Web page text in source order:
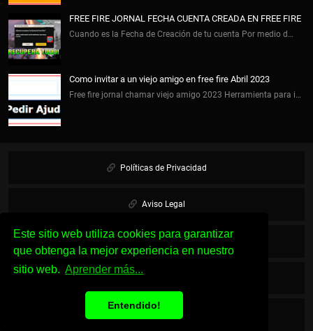
Este sitio web utiliza cookies para garantizar
que obtenga la mejor experiencia en nuestro
sitio web. Aprender más...
Entendido!
FREE FIRE JORNAL FECHA CUENTA CREADA EN FREE FIRE
Cuando es la Fecha de Creación de tu cuenta Por medio d…
Como invitar a un viejo amigo en free fire Abril 2023
Free fire jornal chamar viejo amigo 2023 Herramienta para i…
Políticas de Privacidad
Aviso Legal
Cookies